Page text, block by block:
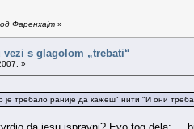
Фаренхајт »
s glagolom „trebati“
»
је требало раније да кажеш" нити "И они